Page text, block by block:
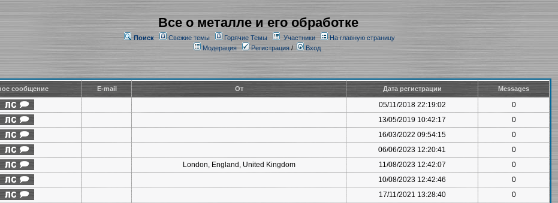
Все о металле и его обработке
Поиск Свежие темы Горячие Темы Участники
На главную страницу
Модерация
Регистрация/ Вход
сообщение E-mail От Дата регистрации Messages
05/11/2018 22:19:02
0
13/05/2019 10:42:17
0
16/03/2022 09:54:15
0
06/06/2023 12:20:41
0
London, England, United Kingdom 11/08/2023 12:42:07
0
10/08/2023 12:42:46
0
17/11/2021 13:28:40
0